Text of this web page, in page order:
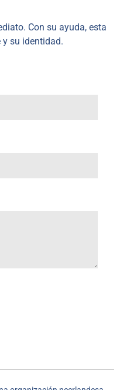
Con su ayuda, esta
y su identidad.